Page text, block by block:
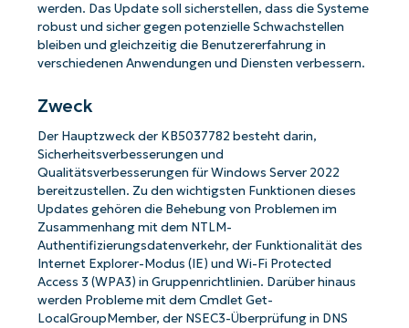
werden. Das Update soll sicherstellen, dass die Systeme
robust und sicher gegen potenzielle Schwachstellen
bleiben und gleichzeitig die Benutzererfahrung in
verschiedenen Anwendungen und Diensten verbessern.
Zweck
Der Hauptzweck der KB5037782 besteht darin,
Sicherheitsverbesserungen und
Qualitätsverbesserungen für Windows Server 2022
bereitzustellen. Zu den wichtigsten Funktionen dieses
Updates gehören die Behebung von Problemen im
Zusammenhang mit dem NTLM-
Authentifizierungsdatenverkehr, der Funktionalität des
Internet Explorer-Modus (IE) und Wi-Fi Protected
Access 3 (WPA3) in Gruppenrichtlinien. Darüber hinaus
werden Probleme mit dem Cmdlet Get-
LocalGroupMember, der NSEC3-Überprüfung in DNS